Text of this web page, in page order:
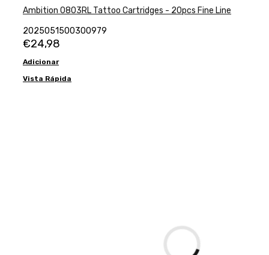
Ambition 0803RL Tattoo Cartridges - 20pcs Fine Line
2025051500300979
€24,98
Adicionar
Vista Rápida